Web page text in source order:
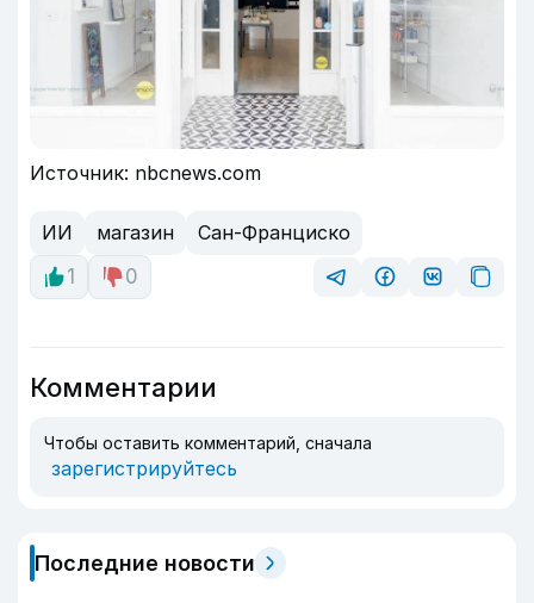
Источник: nbcnews.com
ИИ магазин
Сан-Франциско
1
0
Комментарии
Чтобы оставить комментарий, сначала
зарегистрируйтесь
Последние новости